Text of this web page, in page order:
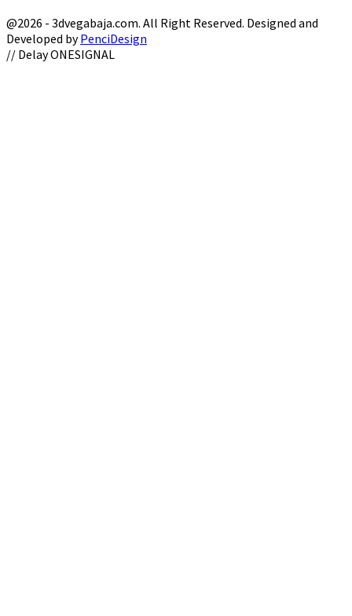
@2026 - 3dvegabaja.com. All Right Reserved. Designed and
Developed byPenciDesign
Facebook
Twitter
Instagram
Youtube
Email
// Delay ONESIGNAL